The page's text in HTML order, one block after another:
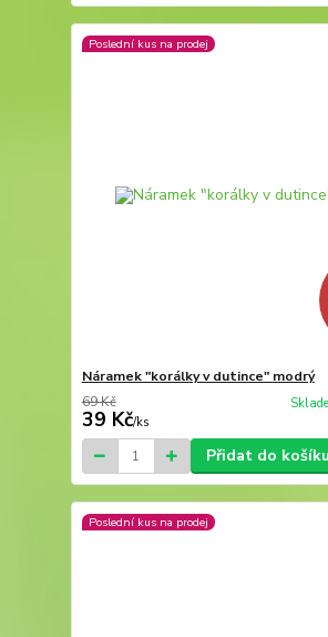
Poslední kus na prodej
Náramek "korálky v dutince" modrý
69 Kč
39 Kč/ks
Přidat do košíku
Poslední kus na prodej